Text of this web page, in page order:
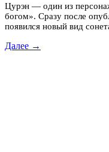
Цурэн — один из
богом». Сразу после
появился новый вид
Далее →